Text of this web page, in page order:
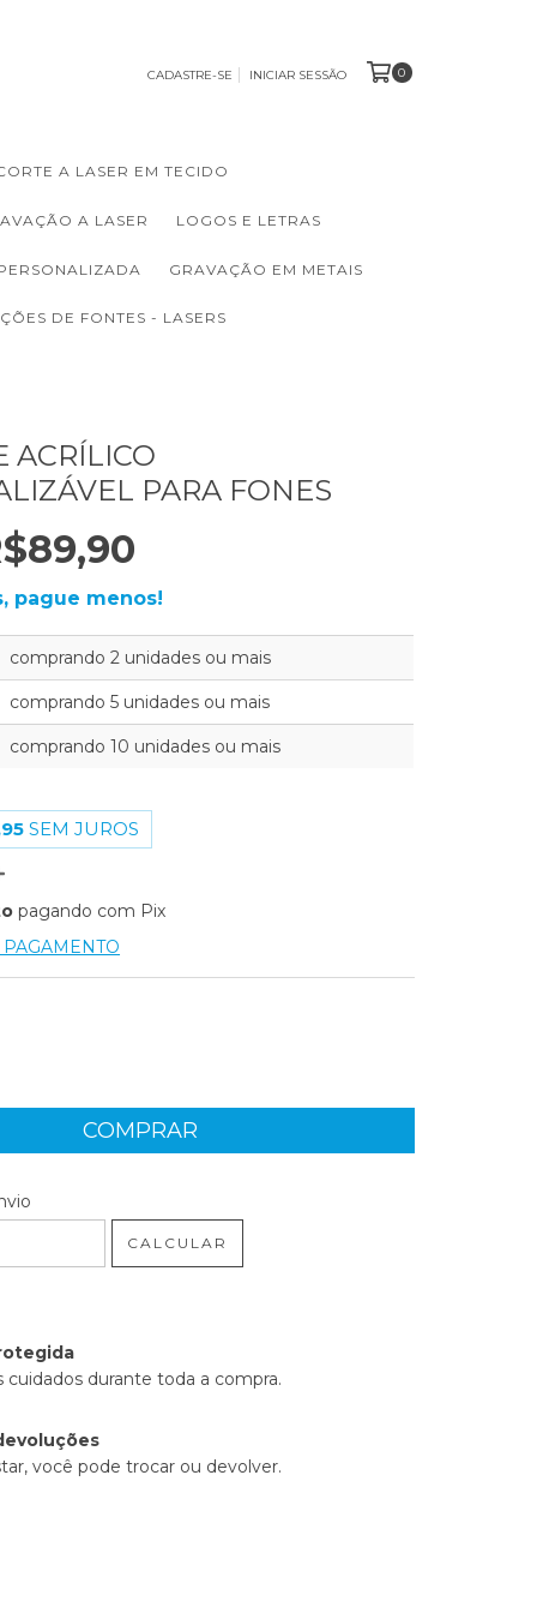
CADASTRE-SE INICIAR SESSÃO 0
A LASER EM TECIDO
A LASER LOGOS E LETRAS
GRAVAÇÃO EM METAIS
DE FONTES - LASERS
ACRÍLICO
PARA FONES
pague menos!
comprando 2 unidades ou mais
comprando 5 unidades ou mais
comprando 10 unidades ou mais
SEM JUROS
pagando com Pix
CALCULAR
cuidados durante toda a compra.
você pode trocar ou devolver.